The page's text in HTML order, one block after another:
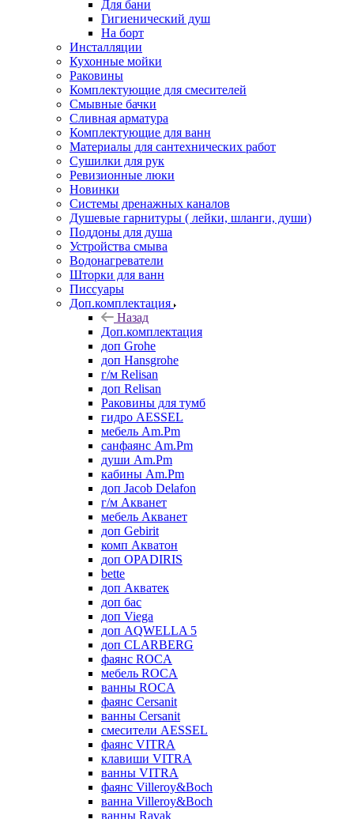
Для бани
Гигиенический душ
На борт
Инсталляции
Кухонные мойки
Раковины
Комплектующие для смесителей
Смывные бачки
Сливная арматура
Комплектующие для ванн
Материалы для сантехнических работ
Сушилки для рук
Ревизионные люки
Новинки
Системы дренажных каналов
Душевые гарнитуры ( лейки, шланги, души)
Поддоны для душа
Устройства смыва
Водонагреватели
Шторки для ванн
Писсуары
Доп.комплектация
Назад
Доп.комплектация
доп Grohe
доп Hansgrohe
г/м Relisan
доп Relisan
Раковины для тумб
гидро AESSEL
мебель Am.Pm
санфаянс Am.Pm
души Am.Pm
кабины Am.Pm
доп Jacob Delafon
г/м Акванет
мебель Акванет
доп Gebirit
комп Акватон
доп OPADIRIS
bette
доп Акватек
доп бас
доп Viega
доп AQWELLA 5
доп CLARBERG
фаянс ROCA
мебель ROCA
ванны ROCA
фаянс Cersanit
ванны Cersanit
смесители AESSEL
фаянс VITRA
клавиши VITRA
ванны VITRA
фаянс Villeroy&Boch
ванна Villeroy&Boch
ванны Ravak